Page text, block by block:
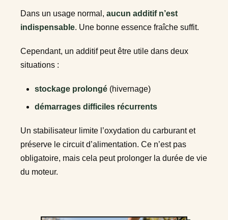
Dans un usage normal, aucun additif n’est
indispensable. Une bonne essence fraîche suffit.
Cependant, un additif peut être utile dans deux
situations :
stockage prolongé (hivernage)
démarrages difficiles récurrents
Un stabilisateur limite l’oxydation du carburant et
préserve le circuit d’alimentation. Ce n’est pas
obligatoire, mais cela peut prolonger la durée de vie
du moteur.